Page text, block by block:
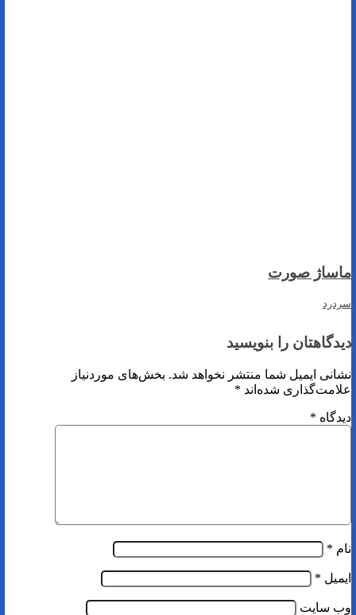
ماساژ صورت
سردرد
دیدگاهتان را بنویسید
نشانی ایمیل شما منتشر نخواهد شد. بخش‌های موردنیاز
علامت‌گذاری شده‌اند *
دیدگاه *
نام *
ایمیل *
وب‌ سایت